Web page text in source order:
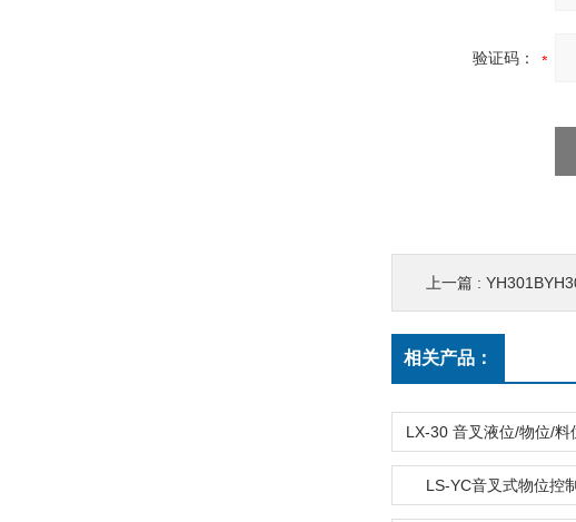
验证码：
上一篇 :
相关产品：
LS-YC音叉式物位控